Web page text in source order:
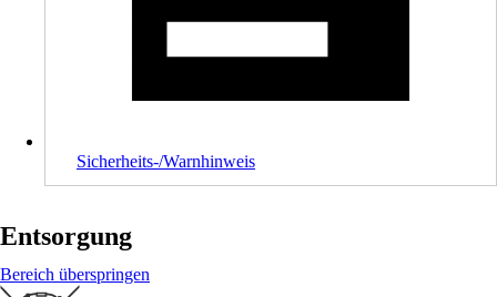
Sicherheits-/Warnhinweis
Entsorgung
Bereich überspringen